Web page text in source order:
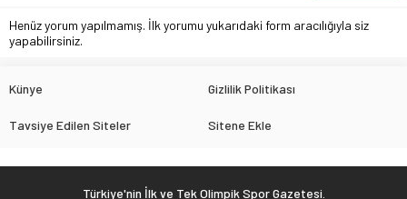
Henüz yorum yapılmamış. İlk yorumu yukarıdaki form aracılığıyla siz
yapabilirsiniz.
Künye Gizlilik Politikası
Tavsiye Edilen Siteler Sitene Ekle
Türkiye'nin İlk ve Tek Olimpik Spor Gazetesi.